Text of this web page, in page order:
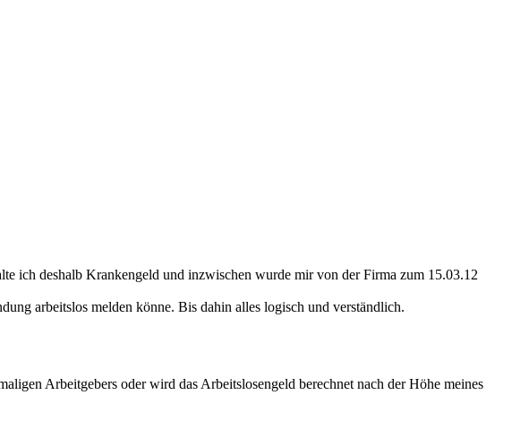
ich deshalb Krankengeld und inzwischen wurde mir von der Firma zum 15.03.12
arbeitslos melden könne. Bis dahin alles logisch und verständlich.
Arbeitgebers oder wird das Arbeitslosengeld berechnet nach der Höhe meines